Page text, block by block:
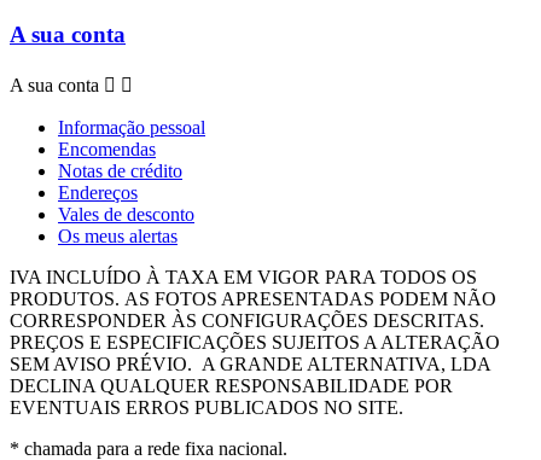
A sua conta
A sua conta  
Informação pessoal
Encomendas
Notas de crédito
Endereços
Vales de desconto
Os meus alertas
IVA INCLUÍDO À TAXA EM VIGOR PARA TODOS OS
PRODUTOS. AS FOTOS APRESENTADAS PODEM NÃO
CORRESPONDER ÀS CONFIGURAÇÕES DESCRITAS.
PREÇOS E ESPECIFICAÇÕES SUJEITOS A ALTERAÇÃO
SEM AVISO PRÉVIO. A GRANDE ALTERNATIVA, LDA
DECLINA QUALQUER RESPONSABILIDADE POR
EVENTUAIS ERROS PUBLICADOS NO SITE.
* chamada para a rede fixa nacional.